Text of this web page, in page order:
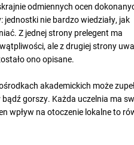
odmiennych ocen
nie bardzo wiedziały, jak
Z jednej strony prelegent ma
ale z drugiej strony
ono opisane.
akademickich może
gorszy. Każda uczelnia ma
wpływ na otoczenie lokalne to